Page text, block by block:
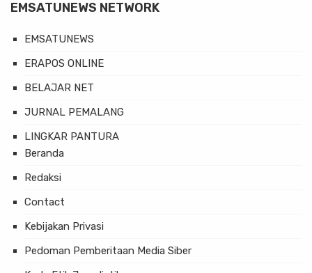
EMSATUNEWS NETWORK
EMSATUNEWS
ERAPOS ONLINE
BELAJAR NET
JURNAL PEMALANG
LINGKAR PANTURA
Beranda
Redaksi
Contact
Kebijakan Privasi
Pedoman Pemberitaan Media Siber